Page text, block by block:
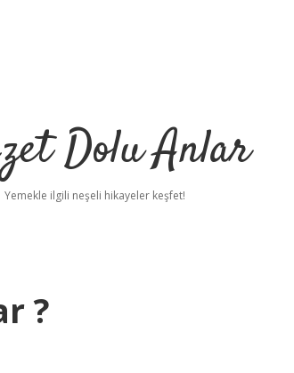
Dolu Anlar
Yemekle ilgili neşeli hikayeler keşfet!
?